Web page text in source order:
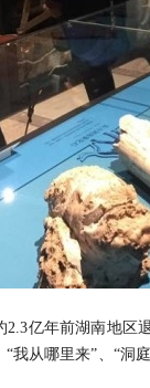
年前湖南地区退
我从哪里来”、“洞